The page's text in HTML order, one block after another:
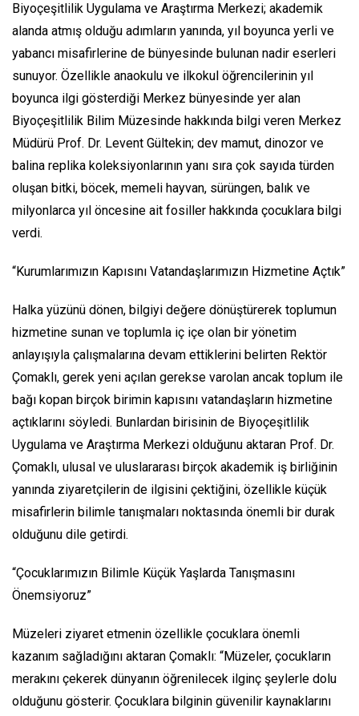
Biyoçeşitlilik Uygulama ve Araştırma Merkezi; akademik
alanda atmış olduğu adımların yanında, yıl boyunca yerli ve
yabancı misafirlerine de bünyesinde bulunan nadir eserleri
sunuyor. Özellikle anaokulu ve ilkokul öğrencilerinin yıl
boyunca ilgi gösterdiği Merkez bünyesinde yer alan
Biyoçeşitlilik Bilim Müzesinde hakkında bilgi veren Merkez
Müdürü Prof. Dr. Levent Gültekin; dev mamut, dinozor ve
balina replika koleksiyonlarının yanı sıra çok sayıda türden
oluşan bitki, böcek, memeli hayvan, sürüngen, balık ve
milyonlarca yıl öncesine ait fosiller hakkında çocuklara bilgi
verdi.
“Kurumlarımızın Kapısını Vatandaşlarımızın Hizmetine Açtık”
Halka yüzünü dönen, bilgiyi değere dönüştürerek toplumun
hizmetine sunan ve toplumla iç içe olan bir yönetim
anlayışıyla çalışmalarına devam ettiklerini belirten Rektör
Çomaklı, gerek yeni açılan gerekse varolan ancak toplum ile
bağı kopan birçok birimin kapısını vatandaşların hizmetine
açtıklarını söyledi. Bunlardan birisinin de Biyoçeşitlilik
Uygulama ve Araştırma Merkezi olduğunu aktaran Prof. Dr.
Çomaklı, ulusal ve uluslararası birçok akademik iş birliğinin
yanında ziyaretçilerin de ilgisini çektiğini, özellikle küçük
misafirlerin bilimle tanışmaları noktasında önemli bir durak
olduğunu dile getirdi.
“Çocuklarımızın Bilimle Küçük Yaşlarda Tanışmasını
Önemsiyoruz”
Müzeleri ziyaret etmenin özellikle çocuklara önemli
kazanım sağladığını aktaran Çomaklı: “Müzeler, çocukların
merakını çekerek dünyanın öğrenilecek ilginç şeylerle dolu
olduğunu gösterir. Çocuklara bilginin güvenilir kaynaklarını